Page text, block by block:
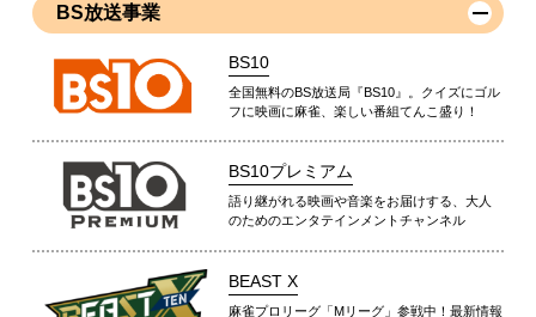
BS放送事業
BS10
全国無料のBS放送局『BS10』。クイズにゴル
フに映画に麻雀、楽しい番組てんこ盛り！
BS10プレミアム
語り継がれる映画や音楽をお届けする、大人
のためのエンタテインメントチャンネル
BEAST X
麻雀プロリーグ「Mリーグ」参戦中！最新情報